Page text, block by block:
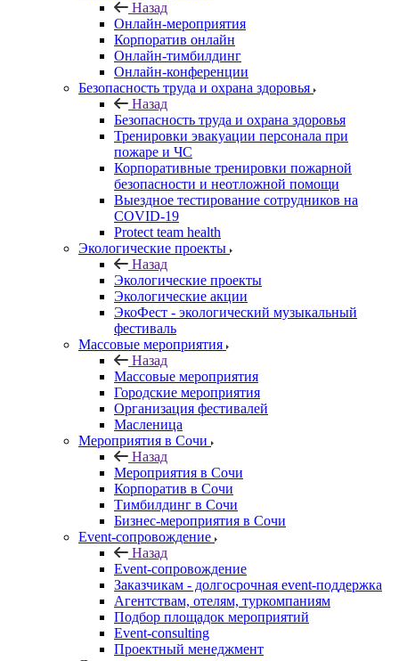
Назад
Онлайн-мероприятия
Корпоратив онлайн
Онлайн-тимбилдинг
Онлайн-конференции
Безопасность труда и охрана здоровья
Назад
Безопасность труда и охрана здоровья
Тренировки эвакуации персонала при
пожаре и ЧС
Корпоративные тренировки пожарной
безопасности и неотложной помощи
Выездное тестирование сотрудников на
COVID-19
Protect team health
Экологические проекты
Назад
Экологические проекты
Экологические акции
ЭкоФест - экологический музыкальный
фестиваль
Массовые мероприятия
Назад
Массовые мероприятия
Городские мероприятия
Организация фестивалей
Масленица
Мероприятия в Сочи
Назад
Мероприятия в Сочи
Корпоратив в Сочи
Тимбилдинг в Сочи
Бизнес-мероприятия в Сочи
Event-сопровождение
Назад
Event-сопровождение
Заказчикам - долгосрочная event-поддержка
Агентствам, отелям, туркомпаниям
Подбор площадок мероприятий
Event-consulting
Проектный менеджмент